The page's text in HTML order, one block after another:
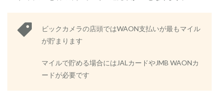
A
N
ビックカメラの店頭ではWAON支払いが最もマイル
が貯まります
マイルで貯める場合にはJALカードやJMB WAONカ
ードが必要です